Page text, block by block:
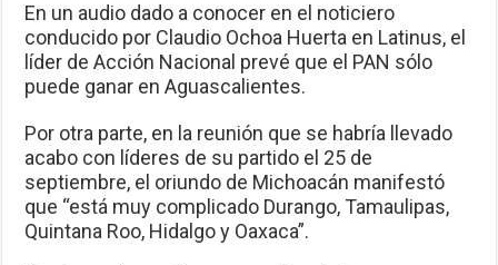
En un audio dado a conocer en el noticiero
conducido por Claudio Ochoa Huerta en Latinus, el
líder de Acción Nacional prevé que el PAN sólo
puede ganar en Aguascalientes.
Por otra parte, en la reunión que se habría llevado
acabo con líderes de su partido el 25 de
septiembre, el oriundo de Michoacán manifestó
que “está muy complicado Durango, Tamaulipas,
Quintana Roo, Hidalgo y Oaxaca”.